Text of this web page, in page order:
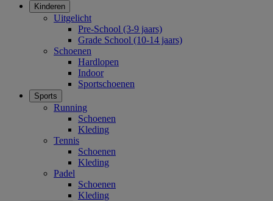
Kinderen
Uitgelicht
Pre-School (3-9 jaars)
Grade School (10-14 jaars)
Schoenen
Hardlopen
Indoor
Sportschoenen
Sports
Running
Schoenen
Kleding
Tennis
Schoenen
Kleding
Padel
Schoenen
Kleding